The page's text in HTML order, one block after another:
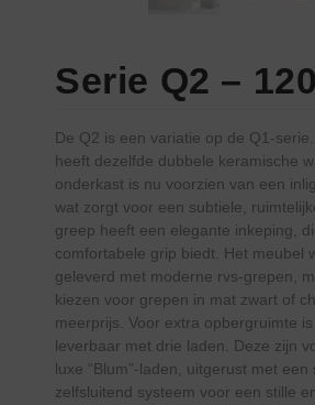
Serie Q2 – 120
De Q2 is een variatie op de Q1-
heeft dezelfde dubbele keramische
onderkast is nu voorzien van een
wat zorgt voor een subtiele,
greep heeft een elegante inkeping,
comfortabele grip biedt. Het meubel
geleverd met moderne rvs-grepen,
kiezen voor grepen in mat zwart of
meerprijs. Voor extra opbergruimte
leverbaar met drie laden. Deze zijn
luxe “Blum”-laden, uitgerust met een
zelfsluitend systeem voor een stille